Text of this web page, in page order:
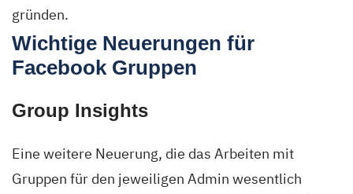
gründen.
Wichtige Neuerungen für
Facebook Gruppen
Group Insights
Eine weitere Neuerung, die das Arbeiten mit
Gruppen für den jeweiligen Admin wesentlich